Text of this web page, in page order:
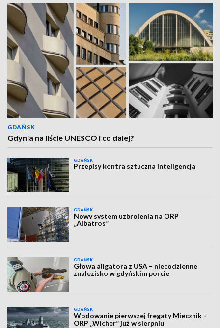
GDAŃSK
Gdynia na liście UNESCO i co dalej?
GDAŃSK
Przepisy kontra sztuczna inteligencja
GDAŃSK
Nowy system uzbrojenia na ORP
„Albatros”
GDAŃSK
Głowa aligatora z USA – niecodzienne
znalezisko w gdyńskim porcie
GDAŃSK
Wodowanie pierwszej fregaty Miecznik -
ORP „Wicher” już w sierpniu